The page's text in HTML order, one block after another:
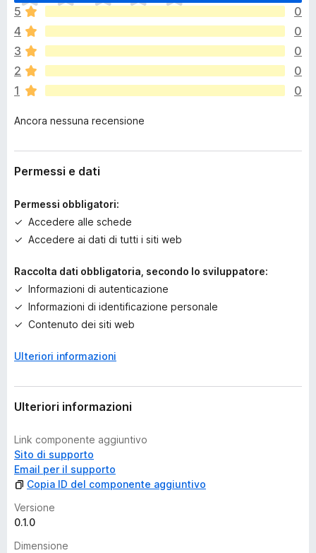
o
n
c
i
s
o
n
a
c
o
a
a
l
t
a
o
i
5
0
4
0
3
0
2
0
1
0
Ancora nessuna recensione
Permessi e dati
Permessi obbligatori:
Accedere alle schede
Accedere ai dati di tutti i siti web
Raccolta dati obbligatoria, secondo lo sviluppatore:
Informazioni di autenticazione
Informazioni di identificazione personale
Contenuto dei siti web
Ulteriori informazioni
Ulteriori informazioni
Link componente aggiuntivo
Sito di supporto
Email per il supporto
Copia ID del componente aggiuntivo
Versione
0.1.0
Dimensione